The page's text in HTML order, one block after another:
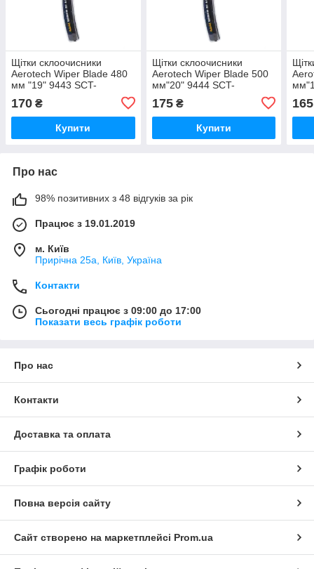
Щітки склоочисники
Aerotech Wiper Blade 480
мм "19" 9443 SCT-
170 ₴
Купити
Щітки склоочисники
Aerotech Wiper Blade 500
мм"20" 9444 SCT-
175₴
Купити
165
Про нас
98% позитивних з 48 відгуків за рік
Працює з 19.01.2019
м. Київ
Прирічна 25а, Київ, Україна
Контакти
Сьогодні працює з 09:00 до 17:00
Показати весь графік роботи
Про нас
Контакти
Доставка та оплата
Графік роботи
Повна версія сайту
Сайт створено на маркетплейсі Prom.ua